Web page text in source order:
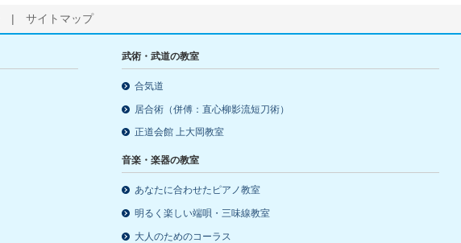
| サイトマップ
武術・武道の教室
合気道
居合術（併傅：直心柳影流短刀術）
正道会館 上大岡教室
音楽・楽器の教室
あなたに合わせたピアノ教室
明るく楽しい端唄・三味線教室
大人のためのコーラス